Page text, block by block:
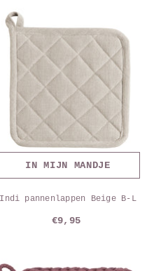
IN MIJN MANDJE
Indi pannenlappen Beige B-L
€9,95